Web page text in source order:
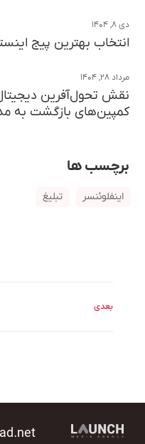
دی ۸, ۱۴۰۴
انتخاب بهترین پیج
مرداد ۲۸, ۱۴۰۴
نقش تحول‌آفرین
کمپین‌های بازگشت به
برچسب ها
اینفلوئنسر تبلیغ
بعدی